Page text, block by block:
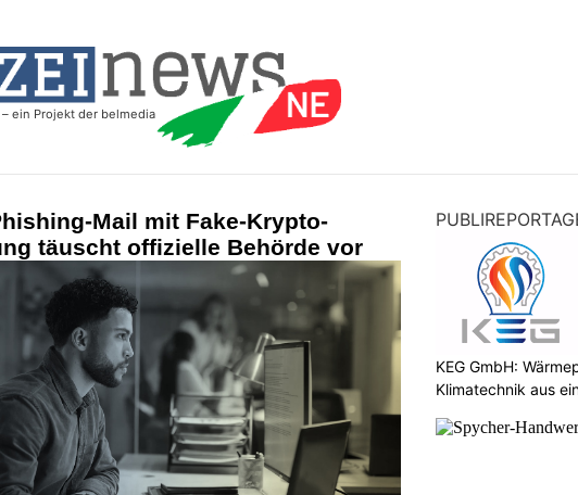
Mail mit Fake-Krypto-
täuscht offizielle Behörde vor
KEG GmbH:
Klimatechnik aus